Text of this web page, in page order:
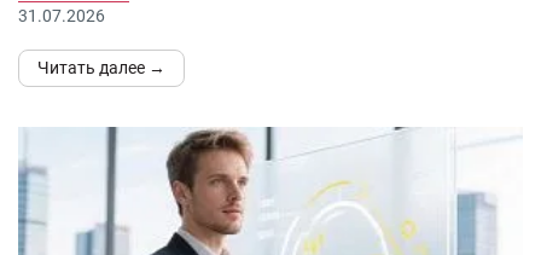
31.07.2026
Читать далее →